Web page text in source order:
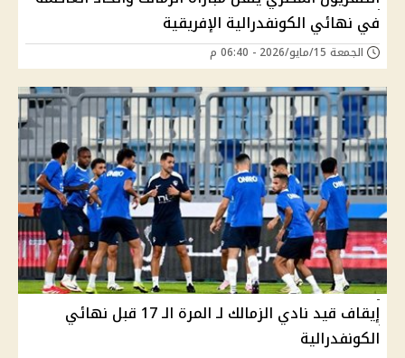
في نهائي الكونفدرالية الإفريقية
الجمعة 15/مايو/2026 - 06:40 م
إيقاف قيد نادي الزمالك لـ المرة الـ 17 قبل نهائي
الكونفدرالية